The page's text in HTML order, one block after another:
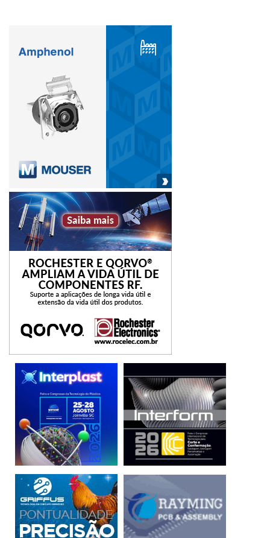
(MRE), o Serviço Brasileiro de Apoio às Micro e Pequenas
Empresas (Sebrae), a Confederação Nacional da Indústria
(CNI) e a Confederação da Agricultura e Pecuária do Brasil
www.brasilexportacao.com.br
Abimaq ApexBrasil
Brazil Machinery Solutions
comércio exterior
Plataforma Brasil Exportação